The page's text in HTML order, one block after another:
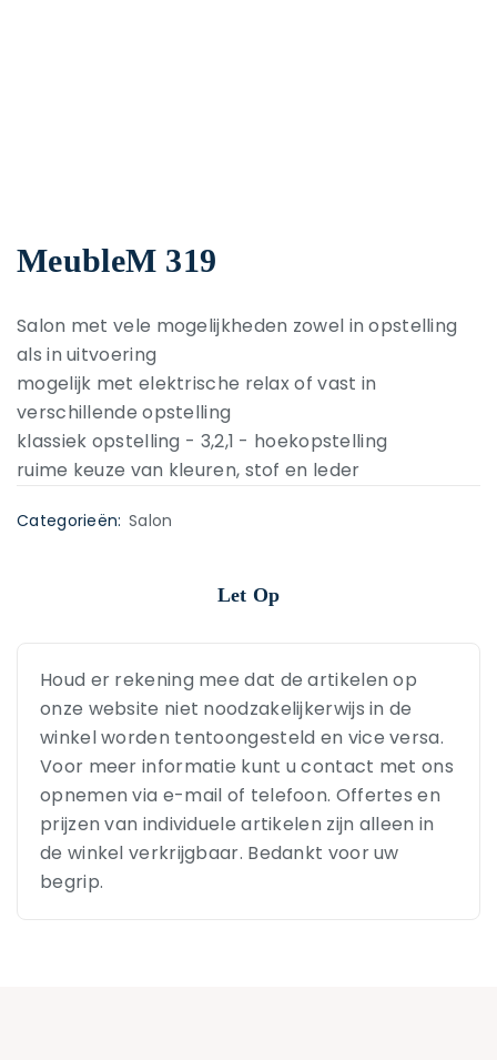
MeubleM 319
Salon met vele mogelijkheden zowel in opstelling
als in uitvoering
mogelijk met elektrische relax of vast in
verschillende opstelling
klassiek opstelling - 3,2,1 - hoekopstelling
ruime keuze van kleuren, stof en leder
Categorieën: Salon
Let Op
Houd er rekening mee dat de artikelen op
onze website niet noodzakelijkerwijs in de
winkel worden tentoongesteld en vice versa.
Voor meer informatie kunt u contact met ons
opnemen via e-mail of telefoon. Offertes en
prijzen van individuele artikelen zijn alleen in
de winkel verkrijgbaar. Bedankt voor uw
begrip.